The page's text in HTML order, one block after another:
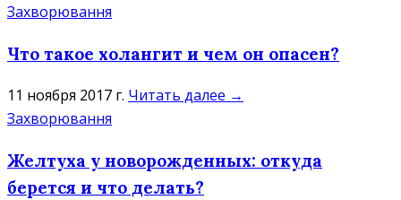
Захворювання
Что такое холангит и чем он опасен?
11 ноября 2017 г. Читать далее →
Захворювання
Желтуха у новорожденных: откуда
берется и что делать?